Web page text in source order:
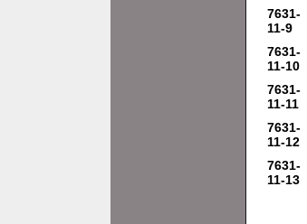
7631-
11-9
7631-
11-10
7631-
11-11
7631-
11-12
7631-
11-13